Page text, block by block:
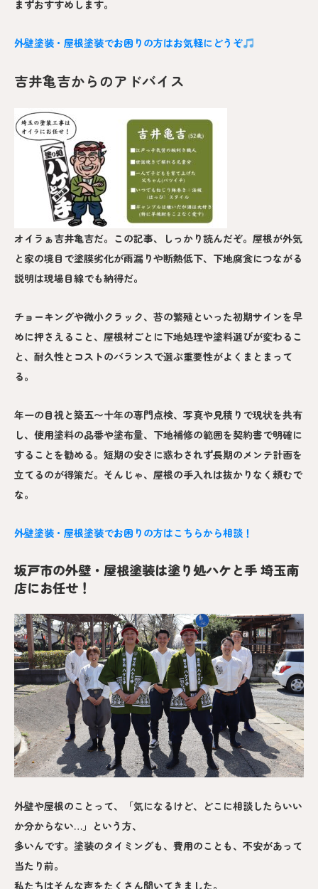
まずおすすめします。
外壁塗装・屋根塗装でお困りの方はお気軽にどうぞ
吉井亀吉からのアドバイス
オイラぁ吉井亀吉だ。この記事、しっかり読んだぞ。屋根が外気
と家の境目で塗膜劣化が雨漏りや断熱低下、下地腐食につながる
説明は現場目線でも納得だ。
チョーキングや微小クラック、苔の繁殖といった初期サインを早
めに押さえること、屋根材ごとに下地処理や塗料選びが変わるこ
と、耐久性とコストのバランスで選ぶ重要性がよくまとまって
る。
年一の目視と築五〜十年の専門点検、写真や見積りで現状を共有
し、使用塗料の品番や塗布量、下地補修の範囲を契約書で明確に
することを勧める。短期の安さに惑わされず長期のメンテ計画を
立てるのが得策だ。そんじゃ、屋根の手入れは抜かりなく頼むで
な。
外壁塗装・屋根塗装でお困りの方はこちらから相談！
坂戸市の外壁・屋根塗装は塗り処ハケと手 埼玉南
店にお任せ！
外壁や屋根のことって、「気になるけど、どこに相談したらいい
か分からない…」という方、
多いんです。塗装のタイミングも、費用のことも、不安があって
当たり前。
私たちはそんな声をたくさん聞いてきました。